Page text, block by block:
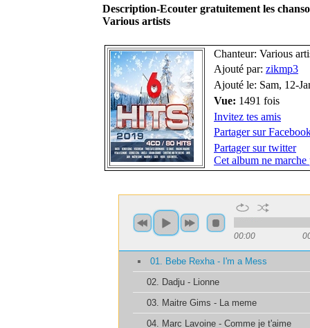
Description-Ecouter gratuitement les
Various artists
Chanteur: Various
Ajouté par: zikmp3
Ajouté le: Sam, 12-
Vue: 1491 fois
Invitez tes amis
Partager sur
Partager sur twitter
Cet album ne marche